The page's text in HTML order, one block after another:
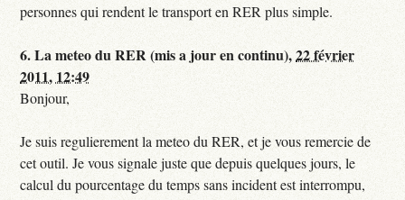
personnes qui rendent le transport en RER plus simple.
6.La meteo du RER (mis a jour en continu),22 février
2011, 12:49
Bonjour,
Je suis regulierement la meteo du RER, et je vous remercie de
cet outil. Je vous signale juste que depuis quelques jours, le
calcul du pourcentage du temps sans incident est interrompu,